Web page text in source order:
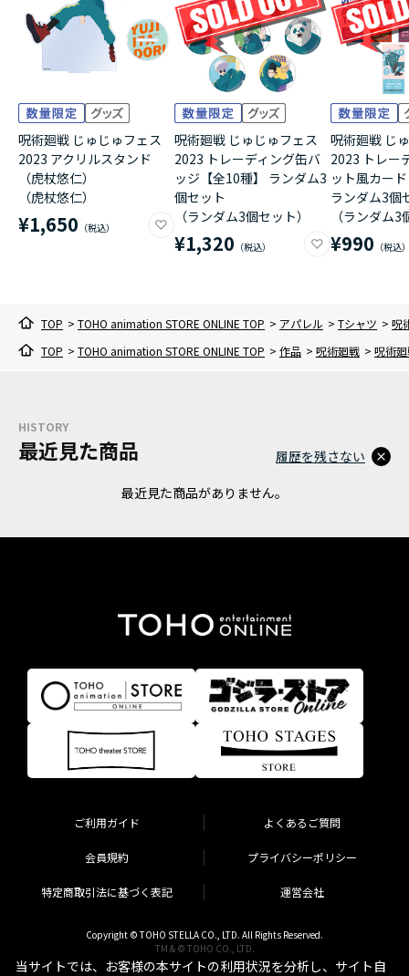
呪術廻戦 じゅじゅフェス
2023 アクリルスタンド
（虎杖悠仁）
（虎杖悠仁）
¥1,650
呪術廻戦 じゅじゅフェス
2023 トレーディング缶バ
ッジ【全10種】 ランダム3
個セット
（ランダム3個セット）
¥1,320
呪術廻戦 じ
2023 トレー
ット風カー
ランダム3個
（ランダム
¥990
TOP > TOHO animation STORE ONLINE TOP > アパレル > Tシャツ > 呪
TOP > TOHO animation STORE ONLINE TOP > 作品 > 呪術廻戦 > 呪術
HISTORY
最近見た商品
最近見た商品がありません。
履歴を残さない
ご利用ガイド よくあるご質問
会員規約 プライバシーポリシー
特定商取引法に基づく表記 運営会社
Copyright © TOHO STELLA CO., LTD. All Rights Reserved.
TM & © TOHO CO., LTD.
当サイトでは、お客様の本サイトの利用状況を分析し、サイト自